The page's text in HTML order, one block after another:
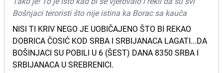
Bošnjaci teroristi što nije istina ka Borac sa kauča
NISI TI KRIV NEGO JE UOBIČAJENO ŠTO BI REKAO
DOBRICA ČOSIĆ KOD SRBA I SRBIJANACA LAGATI...DA
BOŠINJACI SU POBILI U 6 (ŠEST) DANA 8350 SRBA I
SRBIJANACA U SREBRENICI.